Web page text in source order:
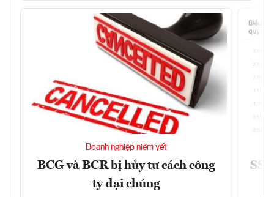
Doanh nghiệp niêm yết
BCG và BCR bị hủy tư cách công
ty đại chúng
SSI